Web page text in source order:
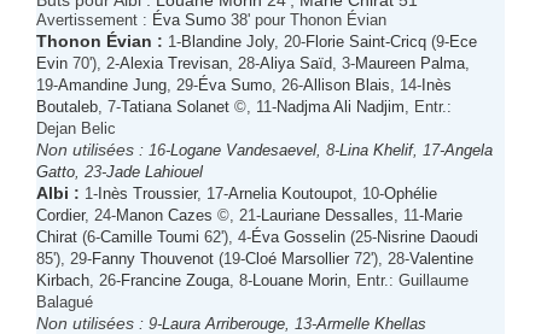
Avertissement : Éva Sumo 38' pour Thonon Évian
Thonon Évian : 1-Blandine Joly, 20-Florie Saint-Cricq (9-Ece
Evin 70'), 2-Alexia Trevisan , 28-Aliya Saïd , 3-Maureen Palma
19-Amandine Jung , 29-Éva Sumo , 26-Allison Blais , 14- Inès
Boutaleb , 7-Tatiana Solanet ©, 11-Nadjma Ali Nadjim , Entr.:
Dejan Belic
Non utilisées : 16-Logane Vandesaevel , 8-Lina Khelif, 17-Angela
Gatto , 23-Jade Lahiouel
Albi : 1- Inès Troussier, 17-Arnelia Koutoupot , 10-Ophélie
Cordier, 24-Manon Cazes ©, 21- Lauriane Dessalles , 11-Marie
Chirat (6-Camille Toumi 62'), 4-Éva Gosselin (25-Nisrine Daoudi
85'), 29-Fanny Thouvenot (19-Cloé Marsollier 72'), 28-Valentine
Kirbach , 26-Francine Zouga , 8- Louane Morin , Entr.: Guillaume
Balagué
Non utilisées : 9-Laura Arriberouge , 13-Armelle Khellas